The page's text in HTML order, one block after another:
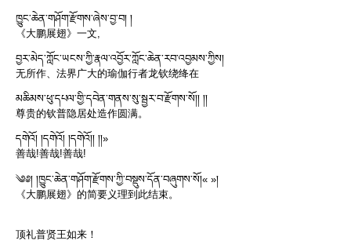
ཁྱུང་ཆེན་གཤོག་རྫོགས་ཞེས་བྱ་བ། །
《大鹏展翅》一文,
བྱར་མེད་ཀློང་ཡངས་ཀྱི་རྣལ་འབྱོར་ཀློང་ཆེན་རབ་འབྱམས་ཀྱིས།
无所作、法界广大的瑜伽行者龙钦绕绛在
མཆིམས་ཕུ་དཔལ་གྱི་དབེན་གནས་སུ་སྦྱར་བ་རྫོགས་སོ།། །།
尊贵的钦普隐居处造作圆满。
དགེའོ། །དགེའོ། །དགེའོ།། །།»
善哉!善哉!善哉!
༄༅། །ཁྱུང་ཆེན་གཤོག་རྫོགས་ཀྱི་བསྡུས་དོན་བཞུགས་སོ།« »།
《大鹏展翅》的简要义理到此结束。
顶礼普贤王如来！